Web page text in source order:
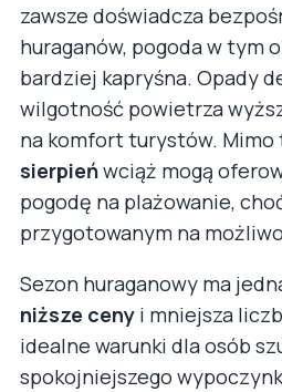
zawsze doświadcza
huraganów, pogoda w tym
bardziej kapryśna. Opady
wilgotność powietrza
na komfort turystów. Mimo
sierpieńwciąż mogą
pogodę na plażowanie,
przygotowanym na
Sezon huraganowy ma
niższe ceny i mniejsza
idealne warunki dla osób
spokojniejszego